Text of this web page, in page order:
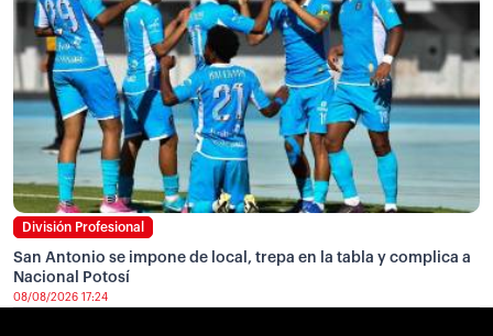
División Profesional
San Antonio se impone de local, trepa en la tabla y complica a
Nacional Potosí
08/08/2026 17:24